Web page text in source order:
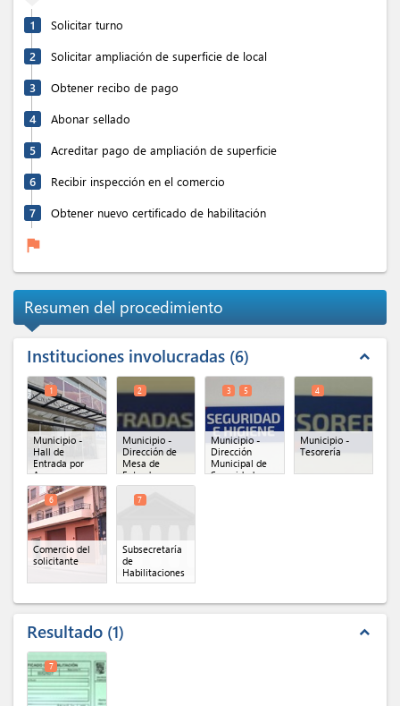
1 Solicitar turno
2 Solicitar ampliación de superficie de local
3 Obtener recibo de pago
4 Abonar sellado
5 Acreditar pago de ampliación de superficie
6 Recibir inspección en el comercio
7 Obtener nuevo certificado de habilitación
flag
Resumen del procedimiento
Instituciones involucradas 6 expand_less
Municipio -
Hall de
Entrada por
Azara
1
Municipio -
Dirección de
Mesa de
Entradas
General
2
Municipio -
Dirección
Municipal de
Seguridad e
3 5
Municipio -
Tesorería
4
Comercio del
solicitante
6
Subsecretaría
de
Habilitaciones
7
Resultado 1 expand_less
7